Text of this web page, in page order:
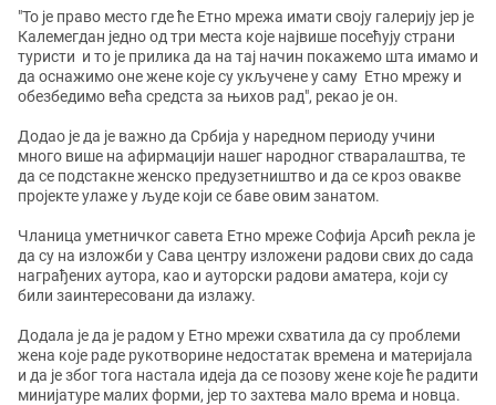
"То је право место где ће Етно мрежа имати своју галерију јер је
Калемегдан једно од три места које највише посећују страни
туристи и то је прилика да на тај начин покажемо шта имамо и
да оснажимо оне жене које су укључене у саму Етно мрежу и
обезбедимо већа средста за њихов рад", рекао је он.
Додао је да је важно да Србија у наредном периоду учини
много више на афирмацији нашег народног стваралаштва, те
да се подстакне женско предузетништво и да се кроз овакве
пројекте улаже у људе који се баве овим занатом.
Чланица уметничког савета Етно мреже Софија Арсић рекла је
да су на изложби у Сава центру изложени радови свих до сада
награђених аутора, као и ауторски радови аматера, који су
били заинтересовани да излажу.
Додала је да је радом у Етно мрежи схватила да су проблеми
жена које раде рукотворине недостатак времена и материјала
и да је због тога настала идеја да се позову жене које ће радити
минијатуре малих форми, јер то захтева мало врема и новца.